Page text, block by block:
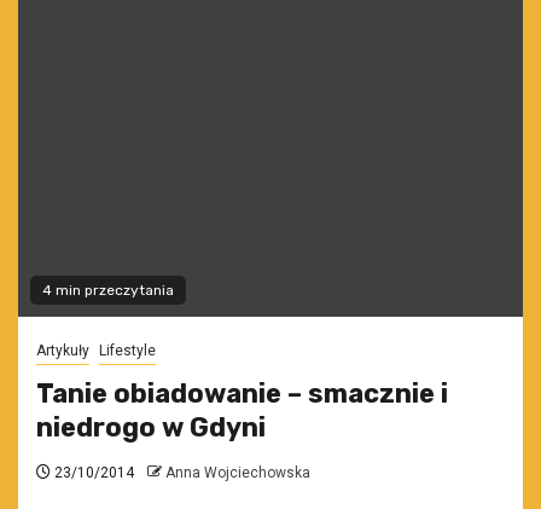
4 min przeczytania
Artykuły Lifestyle
Tanie obiadowanie – smacznie i
niedrogo w Gdyni
23/10/2014 Anna Wojciechowska